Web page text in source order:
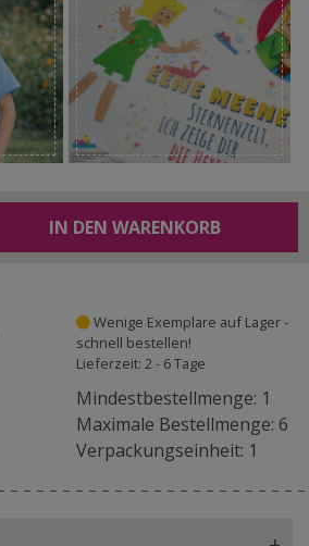
IN DEN WARENKORB
Wenige Exemplare auf Lager -
schnell bestellen!
Lieferzeit: 2 - 6 Tage
Mindestbestellmenge: 1
Maximale Bestellmenge: 6
Verpackungseinheit: 1